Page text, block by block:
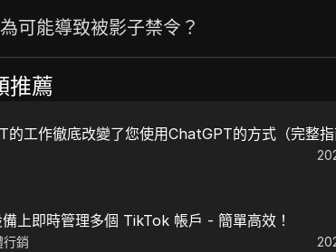
可能導致被影子禁令？
推薦
的工作徹底改變了您使用ChatGPT的方式（完整指
上即時管理多個 TikTok 帳戶 - 簡單高效！
行銷